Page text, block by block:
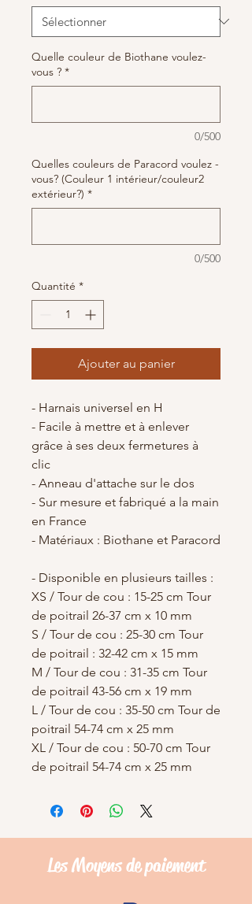
Quelle couleur de Biothane voulez-
vous ? *
0/500
Quelles couleurs de Paracord voulez -
vous? (Couleur 1 intérieur/couleur2
extérieur?) *
0/500
Quantité *
Ajouter au panier
- Harnais universel en H
- Facile à mettre et à enlever
grâce à ses deux fermetures à
clic
- Anneau d'attache sur le dos
- Sur mesure et fabriqué a la main
en France
- Matériaux : Biothane et Paracord
- Disponible en plusieurs tailles :
XS / Tour de cou : 15-25 cm Tour
de poitrail 26-37 cm x 10 mm
S / Tour de cou : 25-30 cm Tour
de poitrail : 32-42 cm x 15 mm
M / Tour de cou : 31-35 cm Tour
de poitrail 43-56 cm x 19 mm
L / Tour de cou : 35-50 cm Tour de
poitrail 54-74 cm x 25 mm
XL / Tour de cou : 50-70 cm Tour
de poitrail 54-74 cm x 25 mm
Les Moyens depaiement